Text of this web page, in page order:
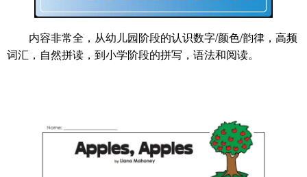
内容非常全，从幼儿园阶段的认识数字/颜色/韵律，高频
词汇，自然拼读，到小学阶段的拼写，语法和阅读。